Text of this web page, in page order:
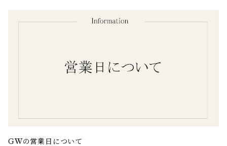
GWの営業日について